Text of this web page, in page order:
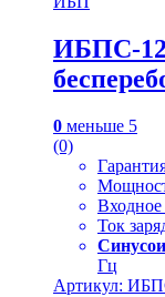
ИБПС-
0 меньше 5
(0)
Ток
Гц
Артикул: